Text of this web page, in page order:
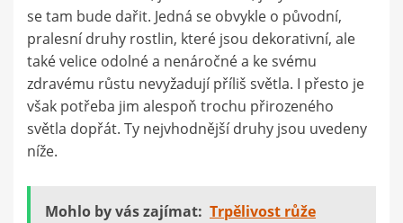
se tam bude dařit. Jedná se obvykle o původní,
pralesní druhy rostlin, které jsou dekorativní, ale
také velice odolné a nenáročné a ke svému
zdravému růstu nevyžadují příliš světla. I přesto je
však potřeba jim alespoň trochu přirozeného
světla dopřát. Ty nejvhodnější druhy jsou uvedeny
níže.
Mohlo by vás zajímat: Trpělivost růže